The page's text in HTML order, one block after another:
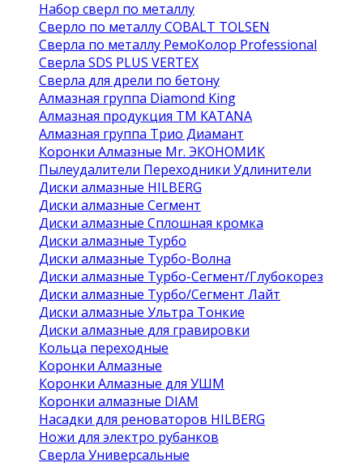
Набор сверл по металлу
Сверло по металлу COBALT TOLSEN
Сверла по металлу РемоКолор Professional
Сверла SDS PLUS VERTEX
Сверла для дрели по бетону
Алмазная группа Diamond King
Алмазная продукция ТМ KATANA
Алмазная группа Трио Диамант
Коронки Алмазные Mr. ЭКОНОМИК
Пылеудалители Переходники Удлинители
Диски алмазные HILBERG
Диски алмазные Сегмент
Диски алмазные Сплошная кромка
Диски алмазные Турбо
Диски алмазные Турбо-Волна
Диски алмазные Турбо-Сегмент/Глубокорез
Диски алмазные Турбо/Сегмент Лайт
Диски алмазные Ультра Тонкие
Диски алмазные для гравировки
Кольца переходные
Коронки Алмазные
Коронки Алмазные для УШМ
Коронки алмазные DIAM
Насадки для реноваторов HILBERG
Ножи для электро рубанков
Сверла Универсальные